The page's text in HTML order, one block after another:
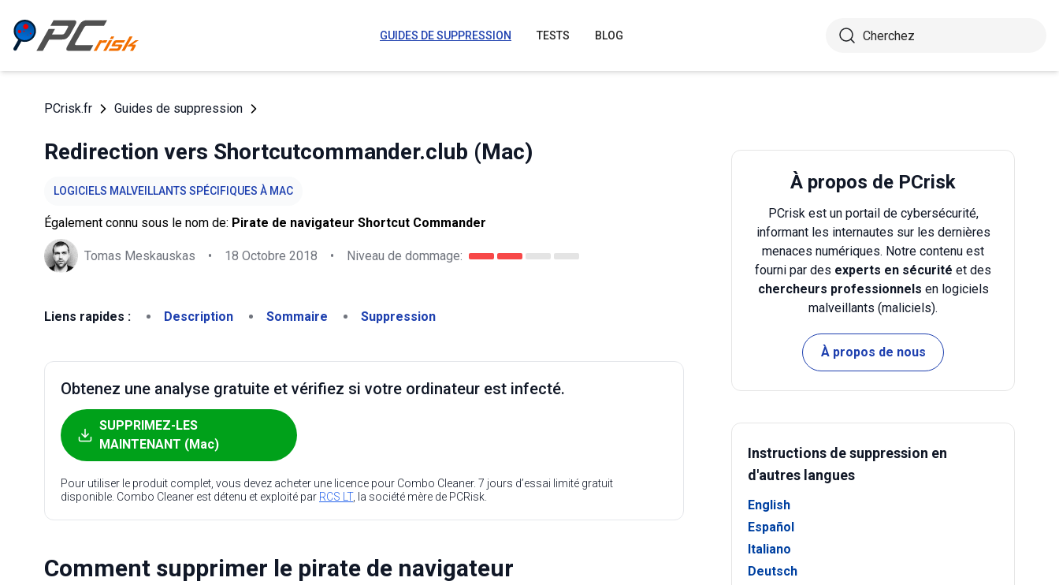
GUIDES DE SUPPRESSION TESTS BLOG
PCrisk.fr Guides de suppression
Redirection vers Shortcutcommander.club (Mac)
LOGICIELS MALVEILLANTS SPÉCIFIQUES À MAC
Également connu sous le nom de: Pirate de navigateur Shortcut Commander
Tomas Meskauskas • 18 Octobre 2018 • Niveau de dommage:
Liens rapides : Description Sommaire Suppression
Obtenez une analyse gratuite et vérifiez si votre ordinateur est infecté.
SUPPRIMEZ-LES
MAINTENANT (Mac)
Pour utiliser le produit complet, vous devez acheter une licence pour Combo Cleaner. 7 jours d’essai limité gratuit
disponible. Combo Cleaner est détenu et exploité par RCS LT, la société mère de PCRisk.
Comment supprimer le pirate de navigateur
À propos de PCrisk
PCrisk est un portail de cybersécurité,
informant les internautes sur les dernières
menaces numériques. Notre contenu est
fourni par des experts en sécurité et des
chercheurs professionnels en logiciels
malveillants (maliciels).
À propos de nous
Instructions de suppression en
d'autres langues
English
Español
Italiano
Deutsch